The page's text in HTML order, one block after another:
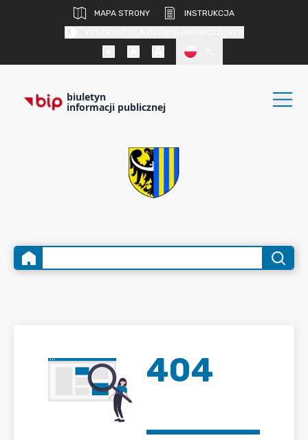
MAPA STRONY
INSTRUKCJA
biuletyn
informacji publicznej
404